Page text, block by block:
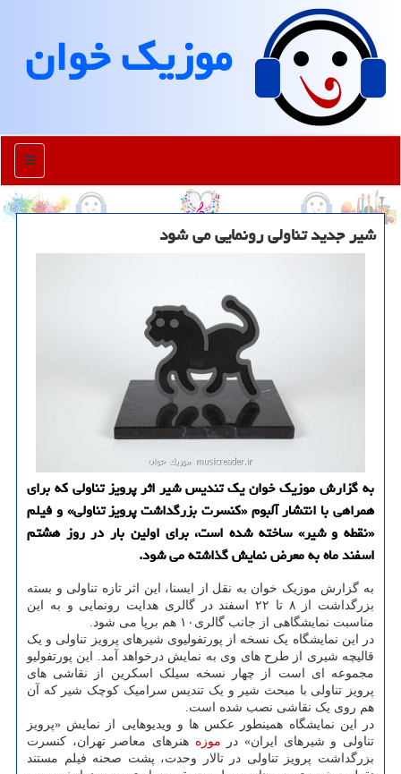
موزیك خوان
منو
شیر جدید تناولی رونمایی می شود
به گزارش موزیک خوان یک تندیس شیر اثر پرویز تناولی که برای
همراهی با انتشار آلبوم «کنسرت بزرگداشت پرویز تناولی» و فیلم
«نقطه و شیر» ساخته شده است، برای اولین بار در روز هشتم
اسفند ماه به معرض نمایش گذاشته می شود.
به گزارش موزیک خوان به نقل از ایسنا، این اثر تازه تناولی و بسته
بزرگداشت از ۸ تا ۲۲ اسفند در گالری هدایت رونمایی و به این
مناسبت نمایشگاهی از جانب گالری۱۰ هم برپا می شود.
در این نمایشگاه یک نسخه از پورتفولیوی شیرهای پرویز تناولی و یک
قالیچه شیری از طرح های وی به نمایش درخواهد آمد. این پورتفولیو
مجموعه ای است از چهار نسخه سیلک اسکرین از نقاشی های
پرویز تناولی با مبحث شیر و یک تندیس سرامیک کوچک شیر که آن
هم روی یک نقاشی نصب شده است.
در این نمایشگاه همینطور عکس ها و ویدیوهایی از نمایش «پرویز
تناولی و شیرهای ایران» در موزه هنرهای معاصر تهران، کنسرت
بزرگداشت پرویز تناولی در تالار وحدت، پشت صحنه فیلم مستند